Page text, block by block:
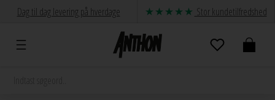
Dag til dag levering på hverdage Stor kundetilfredshed